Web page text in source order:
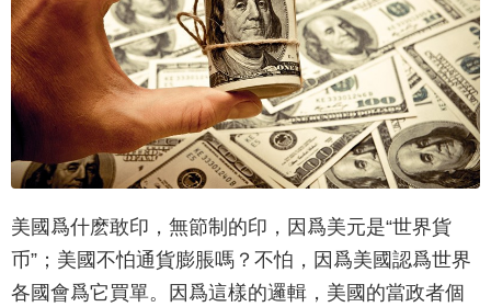
美國爲什麽敢印，無節制的印，因爲美元是“世界貨
币”；美國不怕通貨膨脹嗎？不怕，因爲美國認爲世界
各國會爲它買單。因爲這樣的邏輯，美國的當政者個